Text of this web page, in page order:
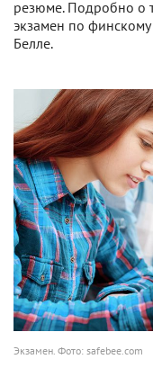
резюме. Подробно о
экзамен по финскому
Белле.
Экзамен. Фото: safebee.com